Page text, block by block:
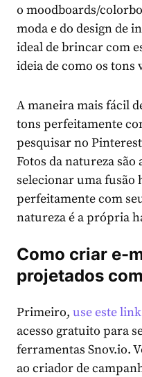
o moodboards/
moda e do design de
ideal de brincar com
ideia de como os
A maneira mais fácil
tons perfeitamente
pesquisar no
Fotos da natureza
selecionar uma fusão
perfeitamente com
natureza é a própria
Como criar e-
projetados
Primeiro, use este link
acesso gratuito para
ferramentas Snov.io.
ao criador de